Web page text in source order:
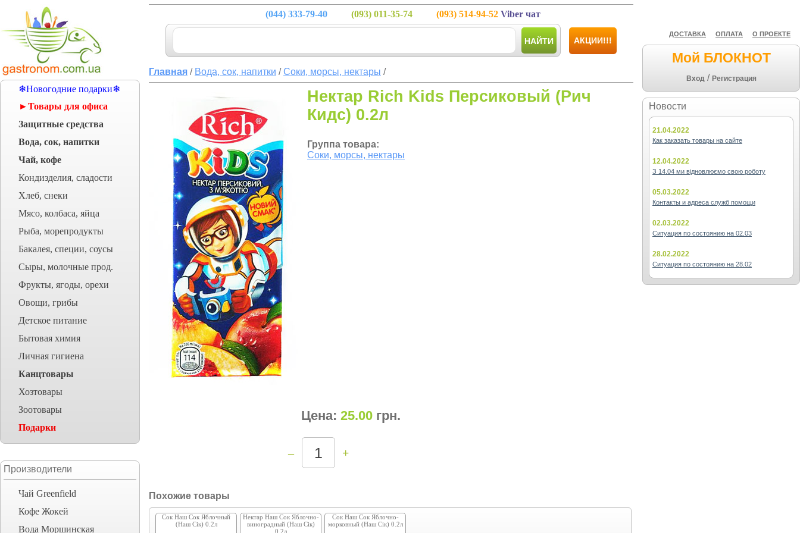
❄Новогодние подарки❄
►Товары для офиса
Защитные средства
Вода, сок, напитки
Чай, кофе
Кондизделия, сладости
Хлеб, снеки
Мясо, колбаса, яйца
Рыба, морепродукты
Бакалея, специи, соусы
Сыры, молочные прод.
Фрукты, ягоды, орехи
Овощи, грибы
Детское питание
Бытовая химия
Личная гигиена
Канцтовары
Хозтовары
Зоотовары
Подарки
Производители
Чай Greenfield
Кофе Жокей
Вода Моршинская
ДОСТАВКА ОПЛАТА О ПРОЕКТЕ
Мой БЛОКНОТ
Вход / Регистрация
Новости
21.04.2022
Как заказать товары на сайте
12.04.2022
З 14.04 ми відновлюємо свою роботу
05.03.2022
Контакты и адреса служб помощи
02.03.2022
Ситуация по состоянию на 02.03
28.02.2022
Ситуация по состоянию на 28.02
(044) 333-79-40 (093) 011-35-74 (093) 514-94-52 Viber чат
НАЙТИ АКЦИИ!!!
Главная / Вода, сок, напитки /Соки, морсы, нектары /
Нектар Rich Kids Персиковый (Рич
Кидс) 0.2л
Группа товара:
Соки, морсы, нектары
Цена: 25.00 грн.
– +
Похожие товары
Сок Наш Сок Яблочный
(Наш Сік) 0.2л
Нектар Наш Сок Яблочно-
виноградный (Наш Сік)
0.2л
Сок Наш Сок Яблочно-
морковный (Наш Сік) 0.2л